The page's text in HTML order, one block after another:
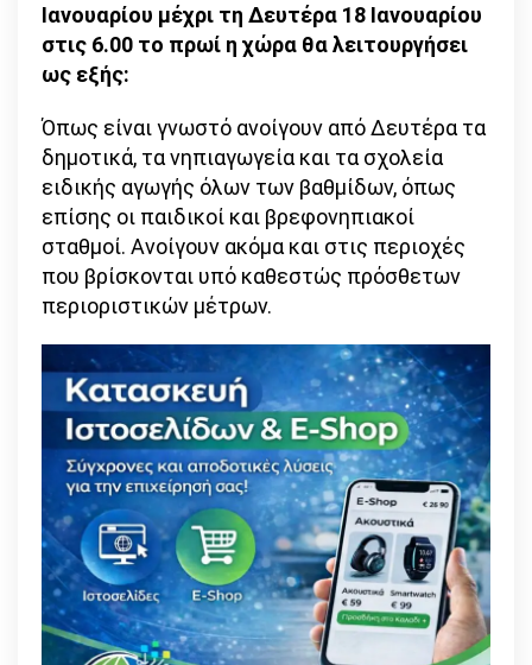
Ιανουαρίου μέχρι τη Δευτέρα 18 Ιανουαρίου
στις 6.00 το πρωί η χώρα θα λειτουργήσει
ως εξής:
Όπως είναι γνωστό ανοίγουν από Δευτέρα τα
δημοτικά, τα νηπιαγωγεία και τα σχολεία
ειδικής αγωγής όλων των βαθμίδων, όπως
επίσης οι παιδικοί και βρεφονηπιακοί
σταθμοί. Ανοίγουν ακόμα και στις περιοχές
που βρίσκονται υπό καθεστώς πρόσθετων
περιοριστικών μέτρων.